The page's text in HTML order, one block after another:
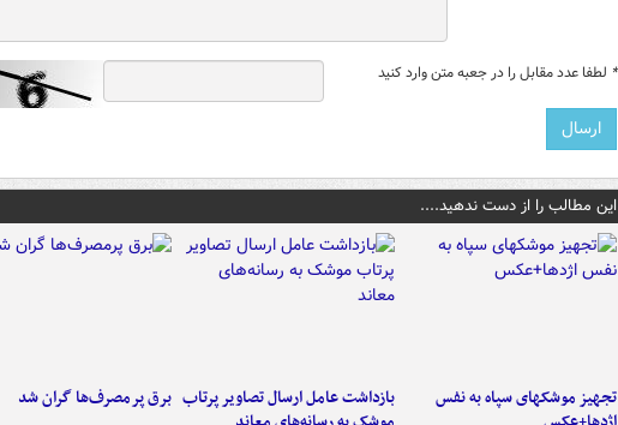
* لطفا عدد مقابل را در جعبه متن وارد کنید
این مطالب را از دست ندهید....
تجهیز موشکهای سپاه به نفس
بازداشت عامل ارسال تصاویر پرتاب برق پرمصرف‌ها گران شد